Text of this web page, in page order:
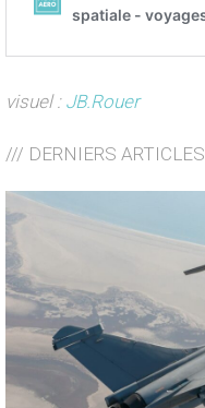
visuel :JB.Rouer
/// DERNIERS ARTICLES